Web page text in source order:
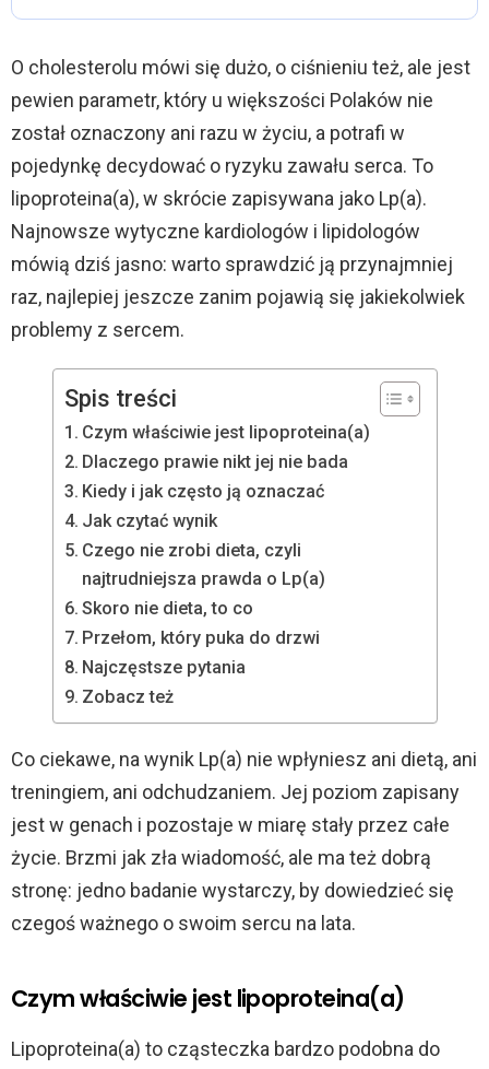
O cholesterolu mówi się dużo, o ciśnieniu też, ale jest
pewien parametr, który u większości Polaków nie
został oznaczony ani razu w życiu, a potrafi w
pojedynkę decydować o ryzyku zawału serca. To
lipoproteina(a), w skrócie zapisywana jako Lp(a).
Najnowsze wytyczne kardiologów i lipidologów
mówią dziś jasno: warto sprawdzić ją przynajmniej
raz, najlepiej jeszcze zanim pojawią się jakiekolwiek
problemy z sercem.
Spis treści
Czym właściwie jest lipoproteina(a)
Dlaczego prawie nikt jej nie bada
Kiedy i jak często ją oznaczać
Jak czytać wynik
Czego nie zrobi dieta, czyli
najtrudniejsza prawda o Lp(a)
Skoro nie dieta, to co
Przełom, który puka do drzwi
Najczęstsze pytania
Zobacz też
Co ciekawe, na wynik Lp(a) nie wpłyniesz ani dietą, ani
treningiem, ani odchudzaniem. Jej poziom zapisany
jest w genach i pozostaje w miarę stały przez całe
życie. Brzmi jak zła wiadomość, ale ma też dobrą
stronę: jedno badanie wystarczy, by dowiedzieć się
czegoś ważnego o swoim sercu na lata.
Czym właściwie jest lipoproteina(a)
Lipoproteina(a) to cząsteczka bardzo podobna do